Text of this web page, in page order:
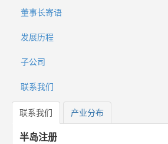
董事长寄语
发展历程
子公司
联系我们
联系我们 产业分布
半岛注册